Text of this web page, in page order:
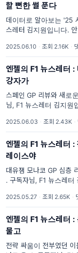
할 뻔한 썰 푼다
데이터로 알아보는 '25
스레터 김지원입니다. 안
저는 코엑스몰에 생긴
다녀왔습니다
2025.06.10 · 조회 2.16K ·
엔젤의 F1 뉴스레터 :
강자가
스페인 GP 리뷰와 새로
님, F1 뉴스레터 김지원
에 시즌이 개막한 지 아직
아 여전히 시즌 초반처럼
2025.06.03 · 조회 2.43K ·
엔젤의 F1 뉴스레터 :
레이스야
대유잼 모나코 GP 심층
. 구독자님, F1 뉴스레터
모르겠지만, 올해가 유독
의 끝내주는 전경을 레
2025.05.27 · 조회 2.65K ·
엔젤의 F1 뉴스레터
물고
전략 싸움이 전부였던